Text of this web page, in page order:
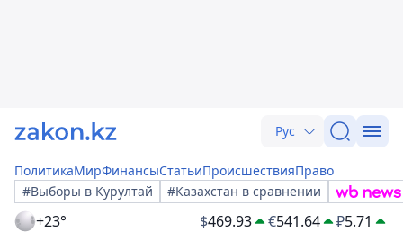
Рус
ПолитикаМирФинансыСтатьиПроисшествияПраво
#Выборы в Курултай
#Казахстан в сравнении
+23° $469.93 €541.64 ₽5.71